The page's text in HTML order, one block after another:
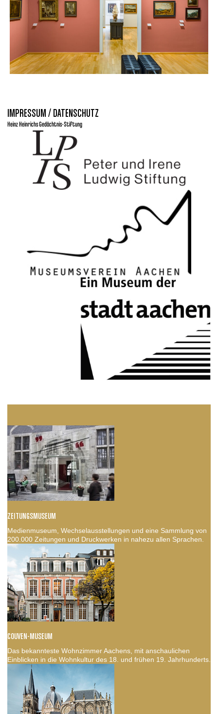
IMPRESSUM / DATENSCHUTZ
Heinz Heinrichs Gedächtnis-Stiftung
ZEITUNGSMUSEUM
Medienmuseum, Wechselausstellungen und eine Sammlung von
200.000 Zeitungen und Druckwerken in nahezu allen Sprachen.
COUVEN-MUSEUM
Das bekannteste Wohnzimmer Aachens, mit anschaulichen
Einblicken in die Wohnkultur des 18. und frühen 19. Jahrhunderts.